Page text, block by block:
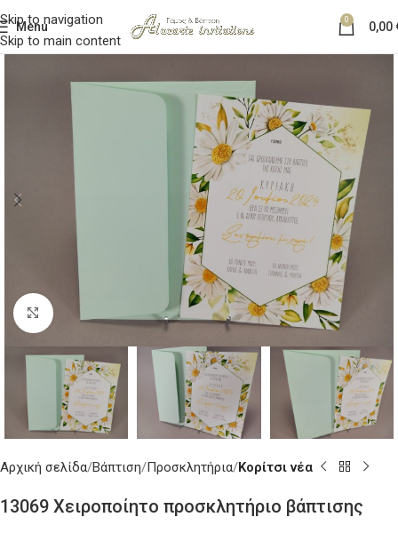
Skip to navigation
Skip to main content
Menu 0 0,00
Κλικ για μεγέθυνση
Αρχική σελίδα Βάπτιση Προσκλητήρια Κορίτσι νέα
13069 Χειροποίητο προσκλητήριο βάπτισης